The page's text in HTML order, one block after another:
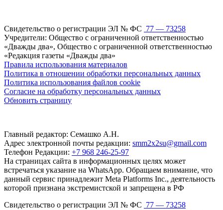
Свидетельство о регистрации ЭЛ № ФС 77 — 73258
Учредители: Общество с ограниченной ответственностью
«Дважды два», Общество с ограниченной ответственностью
«Редакция газеты «Дважды два»
Правила использования материалов
Политика в отношении обработки персональных данных
Политика использования файлов cookie
Согласие на обработку персональных данных
Обновить страницу
Главный редактор: Семашко А.Н.
Адрес электронной почты редакции: smm2x2su@gmail.com
Телефон Редакции: +7 968 246-25-97
На страницах сайта в информационных целях может
встречаться указание на WhatsApp. Обращаем внимание, что
данный сервис принадлежит Meta Platforms Inc., деятельность
которой признана экстремистской и запрещена в РФ
Свидетельство о регистрации ЭЛ № ФС 77 — 73258